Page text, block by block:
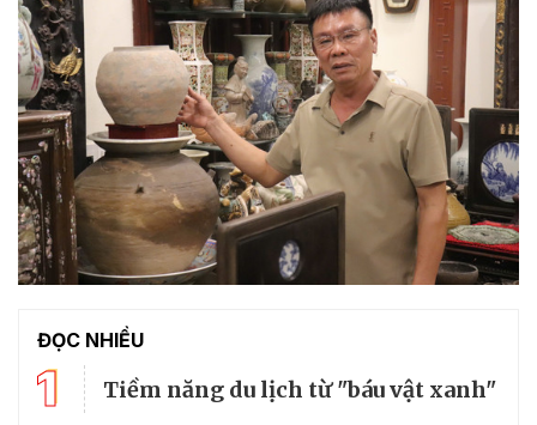
ĐỌC NHIỀU
1 Tiềm năng du lịch từ "báu vật xanh"